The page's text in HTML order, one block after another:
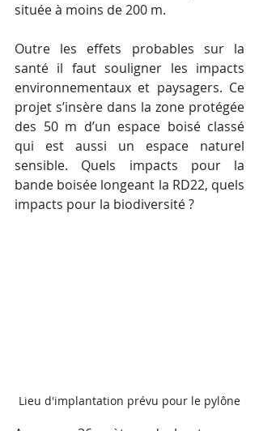
située à moins de 200 m.
Outre les effets probables sur la
santé il faut souligner les impacts
environnementaux et paysagers. Ce
projet s’insère dans la zone protégée
des 50 m d’un espace boisé classé
qui est aussi un espace naturel
sensible. Quels impacts pour la
bande boisée longeant la RD22, quels
impacts pour la biodiversité ?
Lieu d'implantation prévu pour le pylône